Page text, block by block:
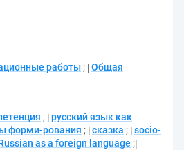
работы ; Общая
; русский язык как
форми-рования ; сказка ; socio-
as a foreign language ;